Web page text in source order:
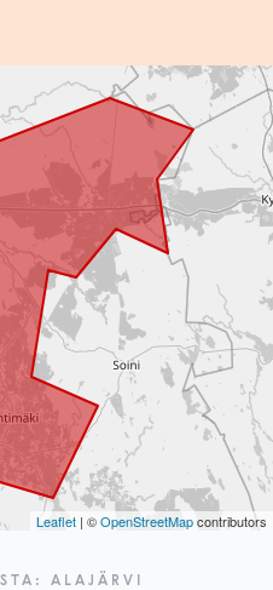
Leaflet | ©OpenStreetMapcontributors
ALAJÄRVI